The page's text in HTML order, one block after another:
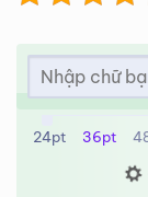
24pt 36pt